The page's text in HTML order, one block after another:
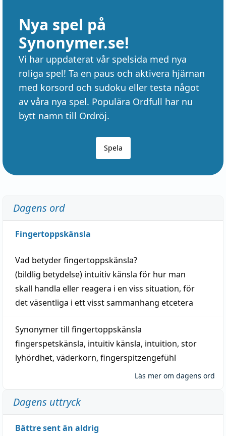
Nya spel på
Synonymer.se!
Vi har uppdaterat vår spelsida med nya
roliga spel! Ta en paus och aktivera hjärnan
med korsord och sudoku eller testa något
av våra nya spel. Populära Ordfull har nu
bytt namn till Ordröj.
Spela
Dagens ord
Fingertoppskänsla
Vad betyderfingertoppskänsla?
(bildlig betydelse) intuitiv känsla för hur man
skall handla eller reagera i en viss situation, för
det väsentliga i ett visstsammanhang etcetera
Synonymer till fingertoppskänsla
fingerspetskänsla, intuitiv känsla, intuition, stor
lyhördhet, väderkorn, fingerspitzengefühl
Läs mer om dagens ord
Dagens uttryck
Bättre sent än aldrig